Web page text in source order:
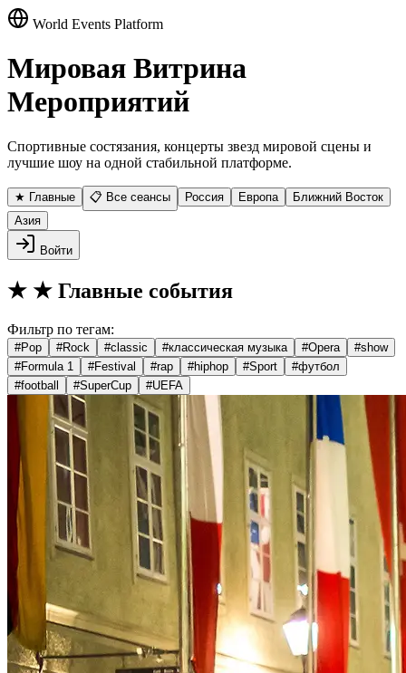
World Events Platform
Мировая Витрина
Мероприятий
Спортивные состязания, концерты звезд мировой сцены и
лучшие шоу на одной стабильной платформе.
★ Главные 📋 Все сеансы Россия Европа
Ближний Восток
Азия
Войти
★ ★ Главные события
Фильтр по тегам:
#Pop #Rock #classic #классическая музыка #Opera #show
#Formula 1 #Festival #rap #hiphop #Sport #футбол
#football #SuperCup #UEFA